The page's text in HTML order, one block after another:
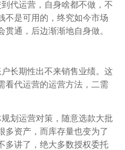
代运营，自身啥都不做，不
不是可用的，终究如今市场
通，后边渐渐地自身做。
长期性出不来销售业绩。这
看代运营的运营方法，二需
划运营对策，随意选款大批
多资产，而库存量也变为了
多讲了，绝大多数授权委托